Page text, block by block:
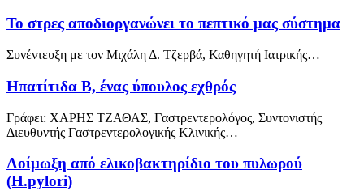
Το στρες αποδιοργανώνει το πεπτικό μας σύστημα
Συνέντευξη με τον Μιχάλη Δ. Τζερβά, Καθηγητή Ιατρικής…
Ηπατίτιδα Β, ένας ύπουλος εχθρός
Γράφει: ΧΑΡΗΣ ΤΖΑΘΑΣ, Γαστρεντερολόγος, Συντονιστής
Διευθυντής Γαστρεντερολογικής Κλινικής…
Λοίμωξη από ελικοβακτηρίδιο του πυλωρού
(H.pylori)